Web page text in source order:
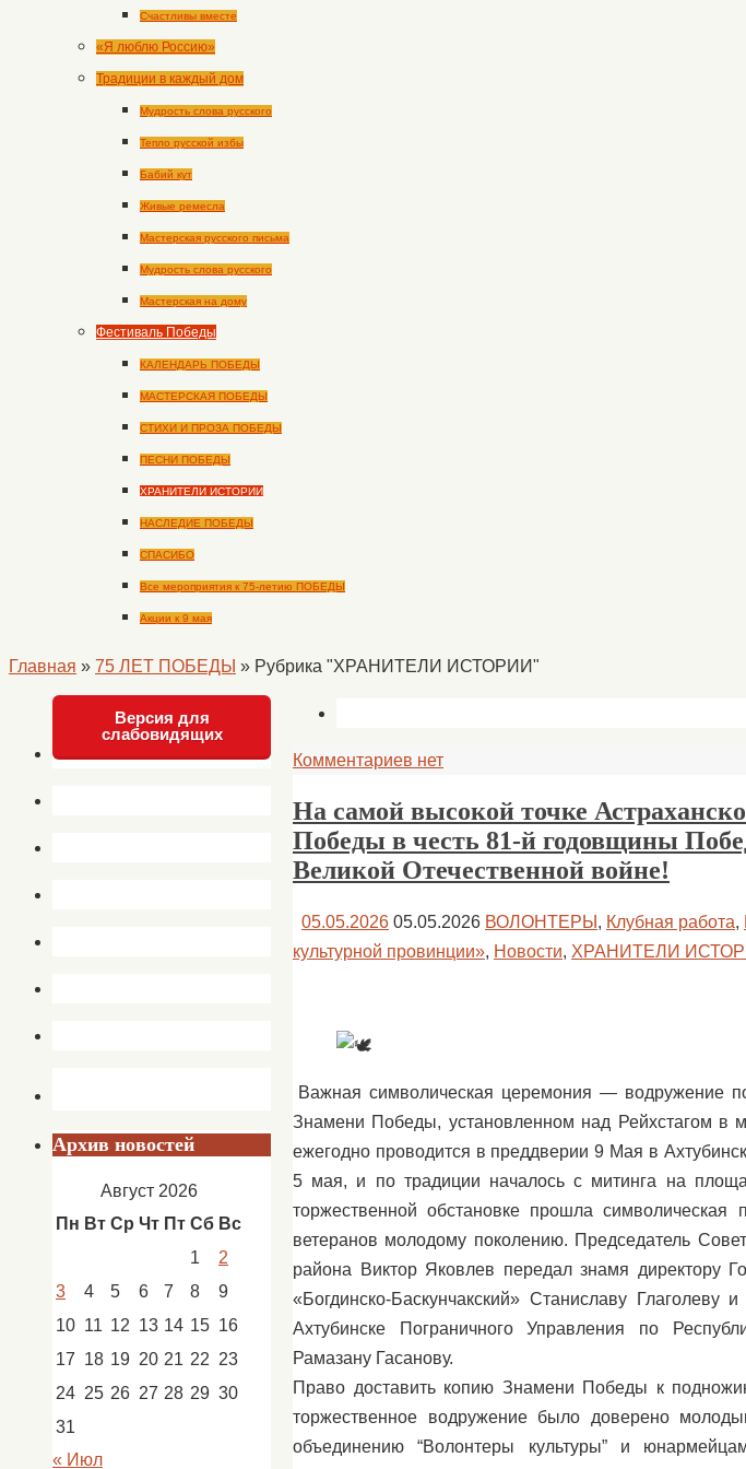
Счастливы вместе
«Я люблю Россию»
Традиции в каждый дом
Мудрость слова русского
Тепло русской избы
Бабий кут
Живые ремесла
Мастерская русского письма
Мудрость слова русского
Мастерская на дому
Фестиваль Победы
КАЛЕНДАРЬ ПОБЕДЫ
МАСТЕРСКАЯ ПОБЕДЫ
СТИХИ И ПРОЗА ПОБЕДЫ
ПЕСНИ ПОБЕДЫ
ХРАНИТЕЛИ ИСТОРИИ
НАСЛЕДИЕ ПОБЕДЫ
СПАСИБО
Все мероприятия к 75-летию ПОБЕДЫ
Акции к 9 мая
Главная » 75 ЛЕТ ПОБЕДЫ » Рубрика "ХРАНИТЕЛИ ИСТОРИИ"
Комментариев нет
На самой высокой точке
Победы в честь 81-й годовщины
Великой Отечественной войне!
05.05.2026 05.05.2026 ВОЛОНТЕРЫ , Клубная работа,
культурной провинции», Новости, ХРАНИТЕЛИ
Важная символическая церемония — водружение
Знамени Победы, установленном над Рейхстагом
ежегодно проводится в преддверии 9 Мая в
5 мая, и по традиции началось с митинга на
торжественной обстановке прошла символическая
ветеранов молодому поколению. Председатель
района Виктор Яковлев передал знамя директору
«Богдинско-Баскунчакский» Станиславу Глаголеву
Ахтубинске Пограничного Управления по
Рамазану Гасанову.
Право доставить копию Знамени Победы к
торжественное водружение было доверено
объединению “Волонтеры культуры” и
Версия для
слабовидящих
Архив новостей
Август 2026
Пн Вт Ср Чт Пт Сб Вс
1
2
3
4 5 6 7 8
9
10 11 12 13 14 15 16
17 18 19 20 21 22 23
24 25 26 27 28 29 30
31
« Июл